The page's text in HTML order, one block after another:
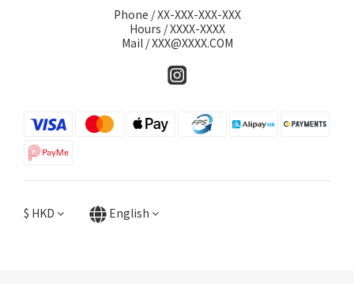
Phone / XX-XXX-XXX-XXX
Hours / XXXX-XXXX
Mail / XXX@XXXX.COM
$ HKD English